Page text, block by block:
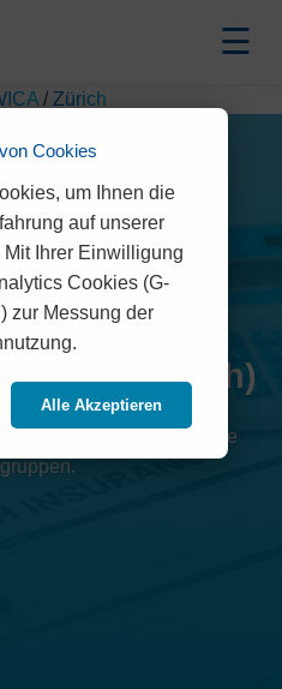
☰
/ Zürich
2026 (Zürich)
Kosten für alle
Cookies
um Ihnen die
auf unserer
Ihrer Einwilligung
Cookies (G-
zur Messung der
Alle Akzeptieren